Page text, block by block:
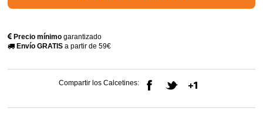
Precio mínimo garantizado
Envío GRATIS a partir de 59€
Compartir los Calcetines: